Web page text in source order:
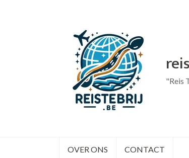
"Reis
OVER ONS CONTACT